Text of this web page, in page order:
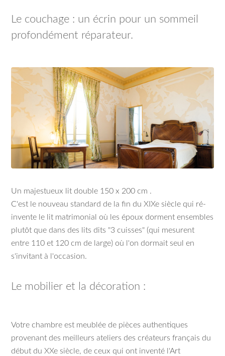
Le couchage : un écrin pour un sommeil
profondément réparateur.
Un majestueux lit double 150 x 200 cm .
C'est le nouveau standard de la fin du XIXe siècle qui ré-
invente le lit matrimonial où les époux dorment ensembles
plutôt que dans des lits dits "3 cuisses" (qui mesurent
entre 110 et 120 cm de large) où l'on dormait seul en
s'invitant à l'occasion.
Le mobilier et la décoration :
Votre chambre est meublée de pièces authentiques
provenant des meilleurs ateliers des créateurs français du
début du XXe siècle, de ceux qui ont inventé l'Art